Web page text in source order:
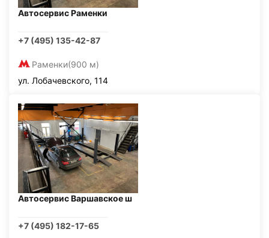
Автосервис Раменки
+7 (495) 135-42-87
Раменки(900 м)
ул. Лобачевского, 114
Автосервис Варшавское ш
+7 (495) 182-17-65